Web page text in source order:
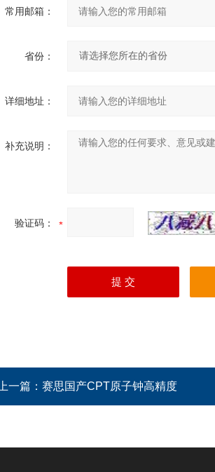
常用邮箱：
省份：
详细地址：
补充说明：
验证码：
一篇： 赛思国产CPT原子钟高精度